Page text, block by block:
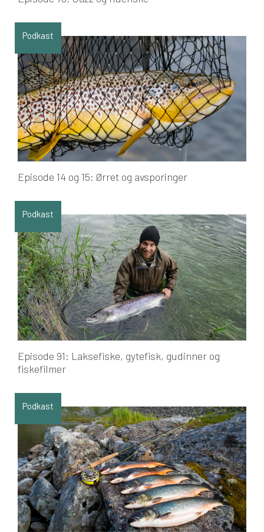
Podkast
Episode 14 og 15: Ørret og avsporinger
Podkast
Episode 91: Laksefiske, gytefisk, gudinner og
fiskefilmer
Podkast